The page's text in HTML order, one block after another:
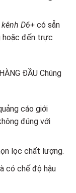
D6+ có sẵn
hoặc đến trực
ĐẦU Chúng
cáo giới
đúng với
lọc chất lượng.
có chế độ hậu